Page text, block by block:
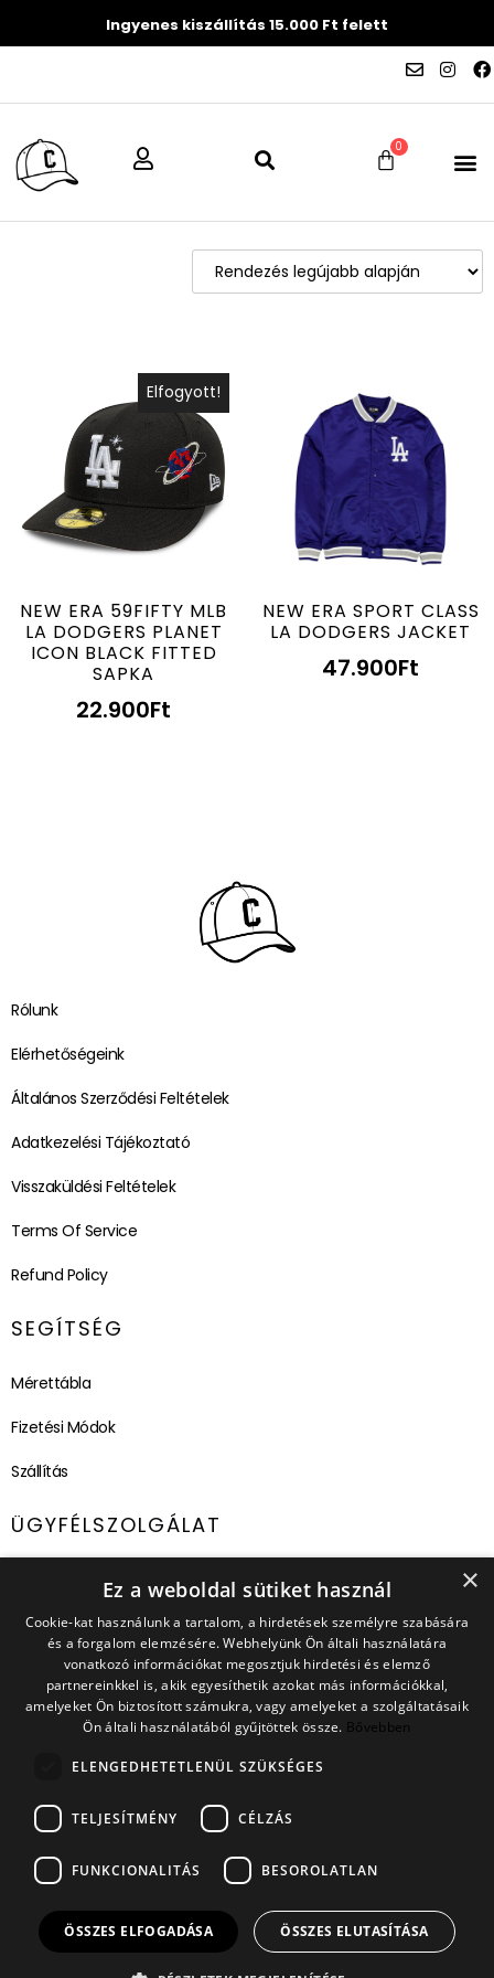
Ingyenes kiszállítás 15.000 Ft felett
0
Elfogyott!
NEW ERA 59FIFTY MLB
LA DODGERS PLANET
ICON BLACK FITTED
SAPKA
22.900Ft
NEW ERA SPORT CLASS
LA DODGERS JACKET
47.900Ft
Rólunk
Elérhetőségeink
Általános Szerződési Feltételek
Adatkezelési Tájékoztató
Visszaküldési Feltételek
Terms Of Service
Refund Policy
SEGÍTSÉG
Mérettábla
Fizetési Módok
Szállítás
ÜGYFÉLSZOLGÁLAT
ugyfelszolgalat@capland.hu
IRATKOZZ FEL HÍRLEVELÜNKRE
Ne maradj le a legjobb ajánlatokról és újdonságokról!
A feliratkozással elfogadom az Adatkezelési Tájékoztatót
FELIRATKOZOM
×
Ez a weboldal sütiket használ
Cookie-kat használunk a tartalom, a hirdetések személyre szabására
és a forgalom elemzésére. Webhelyünk Ön általi használatára
vonatkozó információkat megosztjuk hirdetési és elemző
partnereinkkel is, akik egyesíthetik azokat más információkkal,
amelyeket Ön biztosított számukra, vagy amelyeket a szolgáltatásaik
Ön általi használatából gyűjtöttek össze. Bővebben
ELENGEDHETETLENÜL SZÜKSÉGES
TELJESÍTMÉNY CÉLZÁS
FUNKCIONALITÁS BESOROLATLAN
ÖSSZES ELFOGADÁSA ÖSSZES ELUTASÍTÁSA